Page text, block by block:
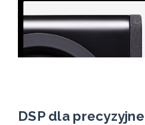
DSP dla